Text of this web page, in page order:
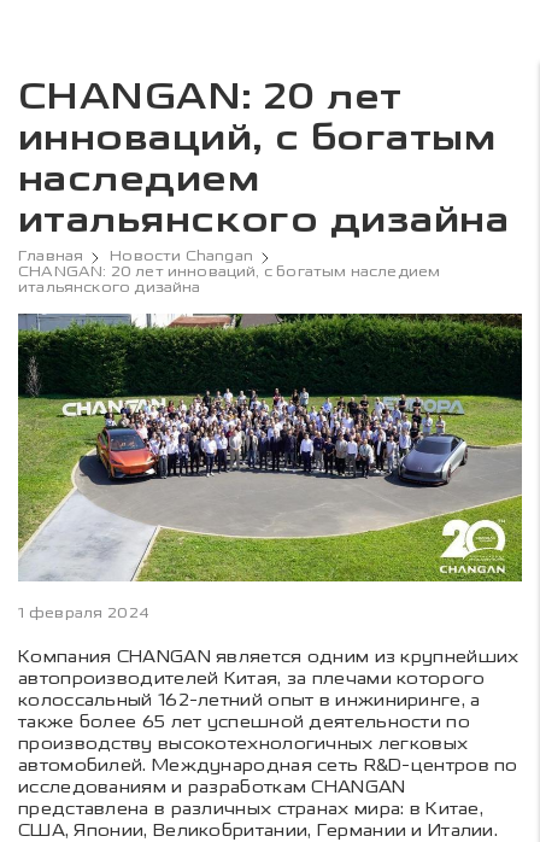
CHANGAN: 20 лет
инноваций, с богатым
наследием
итальянского дизайна
Главная
Новости Changan
CHANGAN: 20 лет инноваций, с богатым наследием
итальянского дизайна
1 февраля 2024
Компания CHANGAN является одним из крупнейших
автопроизводителей Китая, за плечами которого
колоссальный 162-летний опыт в инжиниринге, а
также более 65 лет успешной деятельности по
производству высокотехнологичных легковых
автомобилей. Международная сеть R&D-центров по
исследованиям и разработкам CHANGAN
представлена в различных странах мира: в Китае,
США, Японии, Великобритании, Германии и Италии.